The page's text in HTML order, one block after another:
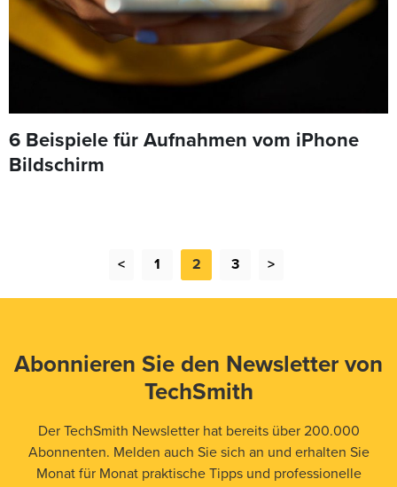
6 Beispiele für Aufnahmen vom iPhone
Bildschirm
< 1 2 3 >
Abonnieren Sie den Newsletter von
TechSmith
Der TechSmith Newsletter hat bereits über 200.000
Abonnenten. Melden auch Sie sich an und erhalten Sie
Monat für Monat praktische Tipps und professionelle